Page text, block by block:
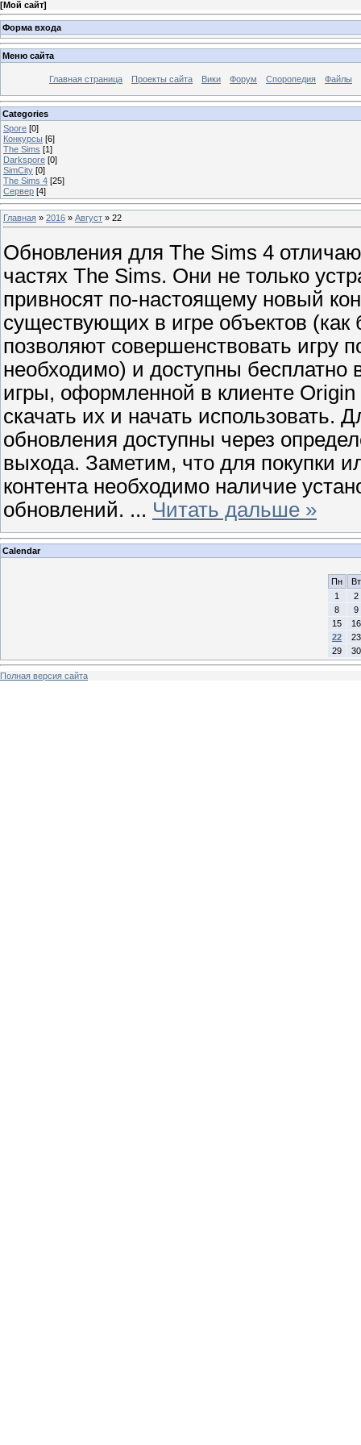
[Мой сайт]
Форма входа
Меню сайта
Главная страница Проекты сайта Вики Форум Споропедия Файлы
Categories
Spore [0]
Конкурсы [6]
The Sims [1]
Darkspore [0]
SimCity [0]
The Sims 4 [25]
Сервер [4]
Главная » 2016 » Август » 22
Обновления для The Sims 4
частях The Sims. Они не только
привносят по-настоящему новый
существующих в игре объектов
позволяют совершенствовать игру
необходимо) и доступны бесплатно
игры, оформленной в клиенте
скачать их и начать использовать.
обновления доступны через
выхода. Заметим, что для покупки
контента необходимо наличие
обновлений. ... Читать дальше »
Calendar
Пн
Вт
1
2
8
9
15
16
22
23
29
30
Полная версия сайта